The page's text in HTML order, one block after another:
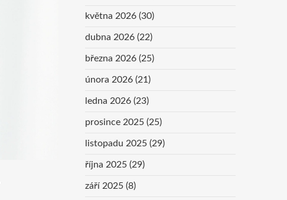
května 2026 (30)
dubna 2026 (22)
března 2026 (25)
února 2026 (21)
ledna 2026 (23)
prosince 2025 (25)
listopadu 2025 (29)
října 2025 (29)
září 2025 (8)